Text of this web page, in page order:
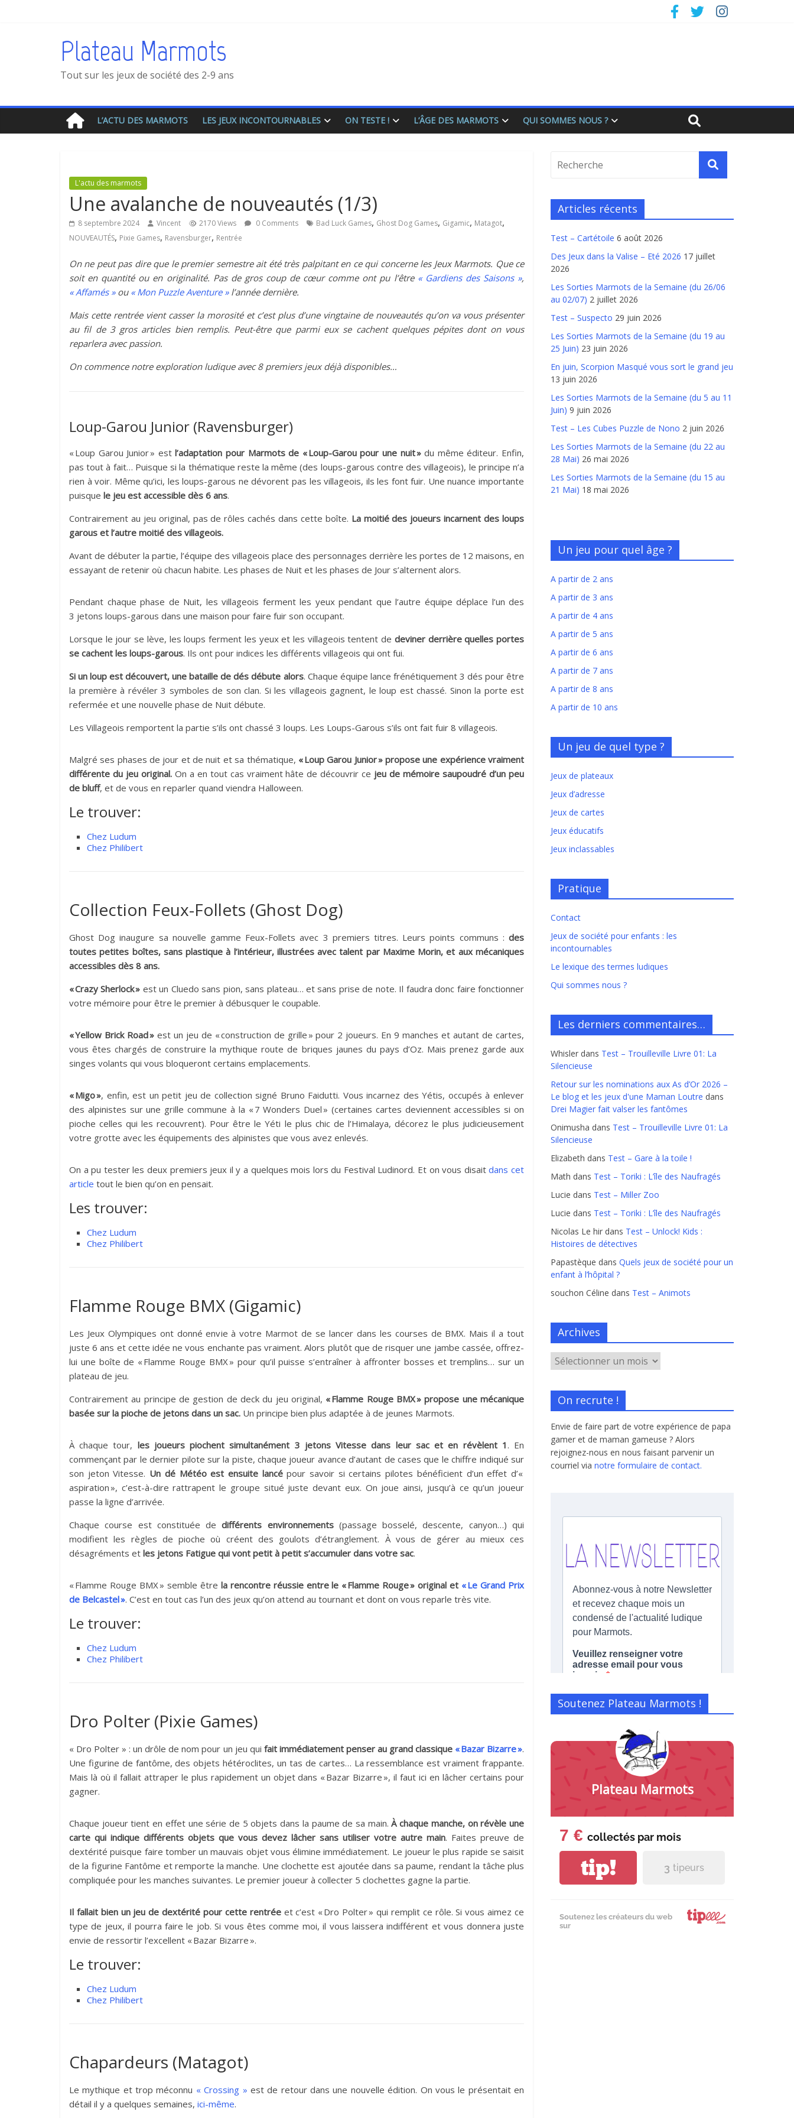
Plateau Marmots
Tout sur les jeux de société des 2-9 ans
L’ACTU DES MARMOTS LES JEUX INCONTOURNABLES ON TESTE ! L’ÂGE DES MARMOTS QUI SOMMES NOUS ?
L'actu des marmots
Une avalanche de nouveautés (1/3)
8 septembre 2024 Vincent 2170 Views 0 Comments Bad Luck Games, Ghost Dog Games, Gigamic, Matagot,
NOUVEAUTÉS, Pixie Games, Ravensburger, Rentrée
On ne peut pas dire que le premier semestre ait été très palpitant en ce qui concerne les Jeux Marmots. Que ce
soit en quantité ou en originalité. Pas de gros coup de cœur comme ont pu l’être « Gardiens des Saisons »,
« Affamés »ou « Mon Puzzle Aventure »l’année dernière.
Mais cette rentrée vient casser la morosité et c’est plus d’une vingtaine de nouveautés qu’on va vous présenter
au fil de 3 gros articles bien remplis. Peut-être que parmi eux se cachent quelques pépites dont on vous
reparlera avec passion.
On commence notre exploration ludique avec 8 premiers jeux déjà disponibles…
Loup-Garou Junior (Ravensburger)
« Loup Garou Junior » estl’adaptation pour Marmots de « Loup-Garou pour une nuit »du même éditeur. Enfin,
pas tout à fait… Puisque si la thématique reste la même (des loups-garous contre des villageois), le principe n’a
rien à voir. Même qu’ici, les loups-garous ne dévorent pas les villageois, ils les font fuir. Une nuance importante
puisque le jeu est accessible dès 6 ans.
Contrairement au jeu original, pas de rôles cachés dans cette boîte. La moitié des joueurs incarnent des loups
garous et l’autre moitié des villageois.
Avant de débuter la partie, l’équipe des villageois place des personnages derrière les portes de 12 maisons, en
essayant de retenir où chacun habite. Les phases de Nuit et les phases de Jour s’alternent alors.
Pendant chaque phase de Nuit, les villageois ferment les yeux pendant que l’autre équipe déplace l’un des
3 jetons loups-garous dans une maison pour faire fuir son occupant.
Lorsque le jour se lève, les loups ferment les yeux et les villageois tentent de deviner derrière quelles portes
se cachent les loups-garous. Ils ont pour indices les différents villageois qui ont fui.
Si un loup est découvert, une bataille de dés débute alors. Chaque équipe lance frénétiquement 3 dés pour être
la première à révéler 3 symboles de son clan. Si les villageois gagnent, le loup est chassé. Sinon la porte est
refermée et une nouvelle phase de Nuit débute.
Les Villageois remportent la partie s’ils ont chassé 3 loups. Les Loups-Garous s’ils ont fait fuir 8 villageois.
Malgré ses phases de jour et de nuit et sa thématique, « Loup Garou Junior » propose une expérience vraiment
différente du jeu original.On a en tout cas vraiment hâte de découvrir ce jeu de mémoire saupoudré d’un peu
de bluff, et de vous en reparler quand viendra Halloween.
Le trouver:
Chez Ludum
Chez Philibert
Collection Feux-Follets (Ghost Dog)
Ghost Dog inaugure sa nouvelle gamme Feux-Follets avec 3 premiers titres. Leurs points communs : des
toutes petites boîtes, sans plastique à l’intérieur, illustrées avec talent par Maxime Morin, et aux mécaniques
accessibles dès 8 ans.
« Crazy Sherlock » est un Cluedo sans pion, sans plateau… et sans prise de note. Il faudra donc faire fonctionner
votre mémoire pour être le premier à débusquer le coupable.
« Yellow Brick Road »est un jeu de « construction de grille » pour 2 joueurs. En 9 manches et autant de cartes,
vous êtes chargés de construire la mythique route de briques jaunes du pays d’Oz. Mais prenez garde aux
singes volants qui vous bloqueront certains emplacements.
« Migo », enfin, est un petit jeu de collection signé Bruno Faidutti. Vous incarnez des Yétis, occupés à enlever
des alpinistes sur une grille commune à la « 7 Wonders Duel » (certaines cartes deviennent accessibles si on
pioche celles qui les recouvrent). Pour être le Yéti le plus chic de l’Himalaya, décorez le plus judicieusement
votre grotte avec les équipements des alpinistes que vous avez enlevés.
On a pu tester les deux premiers jeux il y a quelques mois lors du Festival Ludinord. Et on vous disaitdans cet
article tout le bien qu’on en pensait.
Les trouver:
Chez Ludum
Chez Philibert
Flamme Rouge BMX (Gigamic)
Les Jeux Olympiques ont donné envie à votre Marmot de se lancer dans les courses de BMX. Mais il a tout
juste 6 ans et cette idée ne vous enchante pas vraiment. Alors plutôt que de risquer une jambe cassée, offrez-
lui une boîte de « Flamme Rouge BMX » pour qu’il puisse s’entraîner à affronter bosses et tremplins… sur un
plateau de jeu.
Contrairement au principe de gestion de deck du jeu original, « Flamme Rouge BMX » propose une mécanique
basée sur la pioche de jetons dans un sac. Un principe bien plus adaptée à de jeunes Marmots.
À chaque tour, les joueurs piochent simultanément 3 jetons Vitesse dans leur sac et en révèlent 1. En
commençant par le dernier pilote sur la piste, chaque joueur avance d’autant de cases que le chiffre indiqué sur
son jeton Vitesse. Un dé Météo est ensuite lancépour savoir si certains pilotes bénéficient d’un effet d’«
aspiration », c’est-à-dire rattrapent le groupe situé juste devant eux. On joue ainsi, jusqu’à ce qu’un joueur
passe la ligne d’arrivée.
Chaque course est constituée dedifférents environnements(passage bosselé, descente, canyon…) qui
modifient les règles de pioche où créent des goulots d’étranglement. À vous de gérer au mieux ces
désagréments et les jetons Fatigue qui vont petit à petit s’accumuler dans votre sac.
« Flamme Rouge BMX » semble être la rencontre réussie entre le « Flamme Rouge » original et « Le Grand Prix
de Belcastel ». C’est en tout cas l’un des jeux qu’on attend au tournant et dont on vous reparle très vite.
Le trouver:
Chez Ludum
Chez Philibert
Dro Polter (Pixie Games)
« Dro Polter » : un drôle de nom pour un jeu qui fait immédiatement penser au grand classique « Bazar Bizarre ».
Une figurine de fantôme, des objets hétéroclites, un tas de cartes… La ressemblance est vraiment frappante.
Mais là où il fallait attraper le plus rapidement un objet dans « Bazar Bizarre », il faut ici en lâcher certains pour
gagner.
Chaque joueur tient en effet une série de 5 objets dans la paume de sa main.À chaque manche, on révèle une
carte qui indique différents objets que vous devez lâcher sans utiliser votre autre main. Faites preuve de
dextérité puisque faire tomber un mauvais objet vous élimine immédiatement. Le joueur le plus rapide se saisit
de la figurine Fantôme et remporte la manche. Une clochette est ajoutée dans sa paume, rendant la tâche plus
compliquée pour les manches suivantes. Le premier joueur à collecter 5 clochettes gagne la partie.
Il fallait bien un jeu de dextérité pour cette rentréeet c’est « Dro Polter » qui remplit ce rôle. Si vous aimez ce
type de jeux, il pourra faire le job. Si vous êtes comme moi, il vous laissera indifférent et vous donnera juste
envie de ressortir l’excellent « Bazar Bizarre ».
Le trouver:
Chez Ludum
Chez Philibert
Chapardeurs (Matagot)
Le mythique et trop méconnu « Crossing » est de retour dans une nouvelle édition. On vous le présentait en
détail il y a quelques semaines, ici-même.
Articles récents
Test – Cartétoile 6 août 2026
Des Jeux dans la Valise – Eté 2026 17 juillet
2026
Les Sorties Marmots de la Semaine (du 26/06
au 02/07) 2 juillet 2026
Test – Suspecto 29 juin 2026
Les Sorties Marmots de la Semaine (du 19 au
25 Juin) 23 juin 2026
En juin, Scorpion Masqué vous sort le grand jeu
13 juin 2026
Les Sorties Marmots de la Semaine (du 5 au 11
Juin) 9 juin 2026
Test – Les Cubes Puzzle de Nono 2 juin 2026
Les Sorties Marmots de la Semaine (du 22 au
28 Mai) 26 mai 2026
Les Sorties Marmots de la Semaine (du 15 au
21 Mai) 18 mai 2026
Un jeu pour quel âge ?
A partir de 2 ans
A partir de 3 ans
A partir de 4 ans
A partir de 5 ans
A partir de 6 ans
A partir de 7 ans
A partir de 8 ans
A partir de 10 ans
Un jeu de quel type ?
Jeux de plateaux
Jeux d’adresse
Jeux de cartes
Jeux éducatifs
Jeux inclassables
Pratique
Contact
Jeux de société pour enfants : les
incontournables
Le lexique des termes ludiques
Qui sommes nous ?
Les derniers commentaires…
Whisler dans Test – Trouilleville Livre 01: La
Silencieuse
Retour sur les nominations aux As d’Or 2026 –
Le blog et les jeux d'une Maman Loutre dans
Drei Magier fait valser les fantômes
Onimusha dans Test – Trouilleville Livre 01: La
Silencieuse
Elizabeth dans Test – Gare à la toile !
Math dans Test – Toriki : L’île des Naufragés
Lucie dans Test – Miller Zoo
Lucie dans Test – Toriki : L’île des Naufragés
Nicolas Le hir dans Test – Unlock! Kids :
Histoires de détectives
Papastèque dans Quels jeux de société pour un
enfant à l’hôpital ?
souchon Céline dans Test – Animots
Archives
On recrute !
Envie de faire part de votre expérience de papa
gamer et de maman gameuse ? Alors
rejoignez-nous en nous faisant parvenir un
courriel via notre formulaire de contact.
Soutenez Plateau Marmots !
Plateau Marmots
7 € collectés par mois
tip! 3 tipeurs
Soutenez les créateurs du web
sur